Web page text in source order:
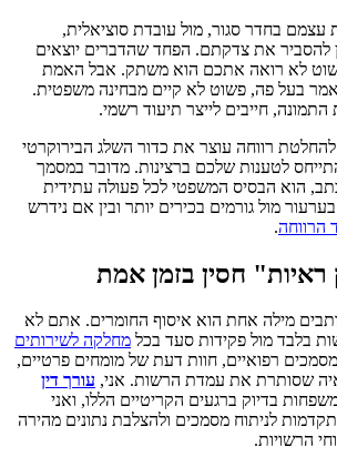
עצמם בחדר סגור, מול עובדת סוציאלית,
להסביר את צדקתם. הפחד שהדברים יוצאים
לא רואה אתכם הוא משתק. אבל האמת
בעל פה, פשוט לא קיים מבחינה משפטית.
חייבים לייצר תיעוד רשמי.
להחלטת רווחה עוצר את כדור השלג הבירוקרטי
לטענות שלכם ברצינות. מדובר במסמך
הוא הבסיס המשפטי לכל פעולה עתידית
מול גורמים בכירים יותר ובין אם נידרש
הרווחה.
ראיות" חסין בזמן אמת
מילה אחת הוא איסוף החומרים. אתם לא
בלבד מול פקידות סעד בכל מחלקה לשירותים
רפואיים, חוות דעת של מומחים פרטיים,
שסותרת את עמדת הרשות. אני, עורך דין
בדיוק ברגעים הקריטיים הללו, ואני
לניתוח מסמכים ולהצלבת נתונים מהירה
הרשויות.